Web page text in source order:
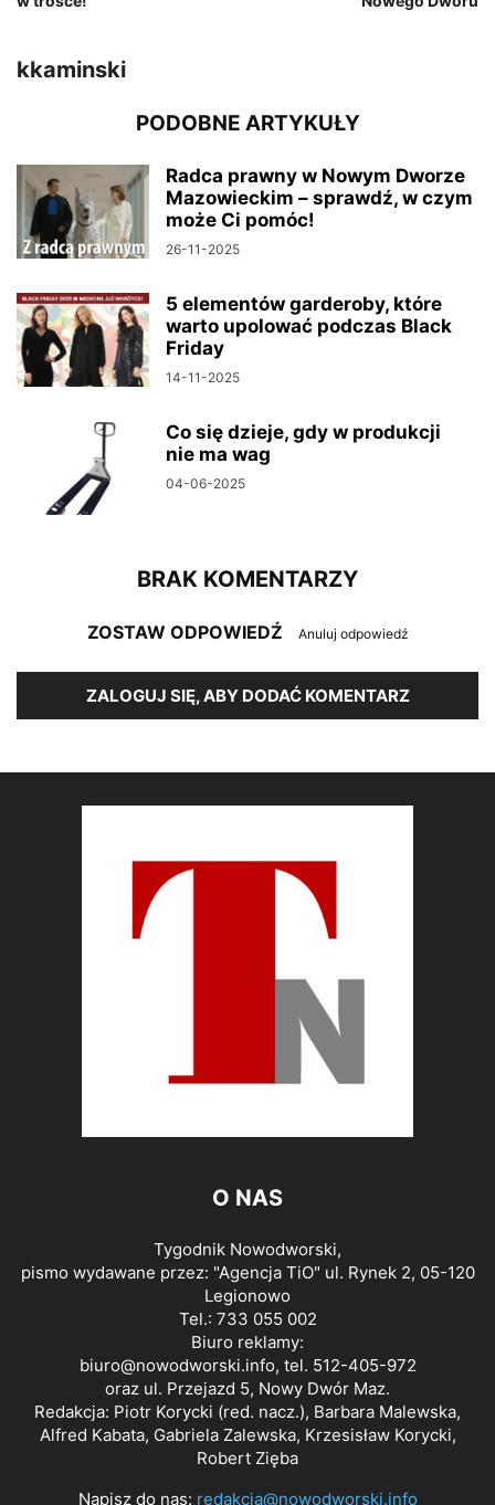
kkaminski
PODOBNE ARTYKUŁY
Radca prawny w Nowym Dworze
Mazowieckim – sprawdź, w czym
może Ci pomóc!
26-11-2025
5 elementów garderoby, które
warto upolować podczas Black
Friday
14-11-2025
Co się dzieje, gdy w produkcji
nie ma wag
04-06-2025
BRAK KOMENTARZY
ZOSTAW ODPOWIEDŹ Anuluj odpowiedź
ZALOGUJ SIĘ, ABY DODAĆ KOMENTARZ
O NAS
Tygodnik Nowodworski,
pismo wydawane przez: "Agencja TiO" ul. Rynek 2, 05-120
Legionowo
Tel.: 733 055 002
Biuro reklamy:
biuro@nowodworski.info, tel. 512-405-972
oraz ul. Przejazd 5, Nowy Dwór Maz.
Redakcja: Piotr Korycki (red. nacz.), Barbara Malewska,
Alfred Kabata, Gabriela Zalewska, Krzesisław Korycki,
Robert Zięba
Napisz do nas: redakcja@nowodworski.info